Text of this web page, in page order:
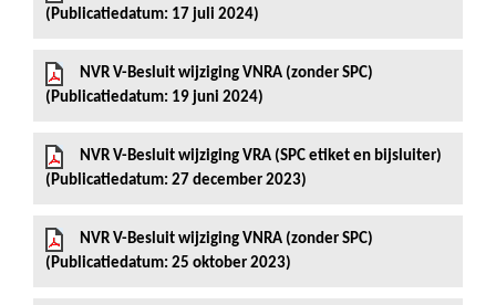
(Publicatiedatum: 17 juli 2024)
NVR V-Besluit wijziging VNRA (zonder SPC)
(Publicatiedatum: 19 juni 2024)
NVR V-Besluit wijziging VRA (SPC etiket en bijsluiter)
(Publicatiedatum: 27 december 2023)
NVR V-Besluit wijziging VNRA (zonder SPC)
(Publicatiedatum: 25 oktober 2023)